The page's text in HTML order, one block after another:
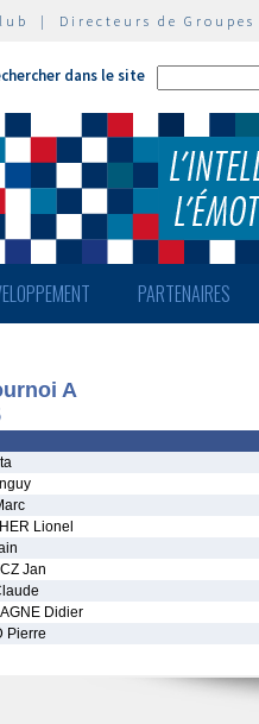
| Directeurs de Groupes
dans le site
PARTENAIRES
A
Lionel
Jan
Didier
Pierre